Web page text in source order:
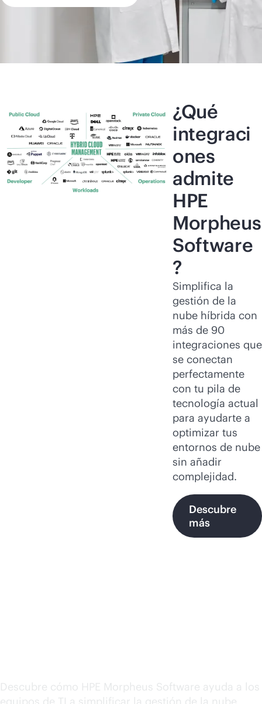
¿Qué
integraci
ones
admite
HPE
Morpheus
Software
?
Simplifica la
gestión de la
nube híbrida con
más de 90
integraciones que
se conectan
perfectamente
con tu pila de
tecnología actual
para ayudarte a
optimizar tus
entornos de nube
sin añadir
complejidad.
Descubre
más
Descubre cómo HPE Morpheus Software ayuda a los